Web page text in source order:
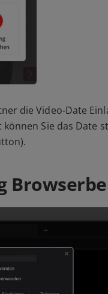
die Video-Date
können Sie das